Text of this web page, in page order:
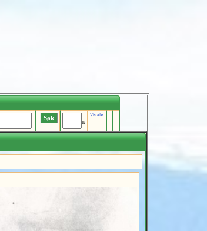
Ik
Vis alle